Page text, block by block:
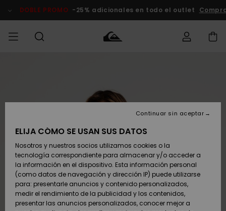
del
DOBLE PROMO -25% adicionales en todo el outlet
Zapatos y
chanclas
Surf
Zapatos y
chanclas
Surf
Destacados
Snow
SURF
Highlights
Comunidad
SNOW
Hombre
Snow Niños
Tienda
Snow Mujer
DOBLE
Outlet
Mujer
Envio
Devoluciones
Pago
Tarjeta de
regalo
ELIJA CÓMO SE USAN SUS DATOS
Nosotros y nuestros socios utilizamos cookies o la
tecnología correspondiente para almacenar y/o acceder a
la información en el dispositivo. Esta información personal
(como datos de navegación y dirección IP) puede utilizarse
para: presentarle anuncios y contenido personalizados,
medir el rendimiento de la publicidad y los contenidos,
presentar las anuncios personalizados, conocer mejor a
Continuar sin aceptar